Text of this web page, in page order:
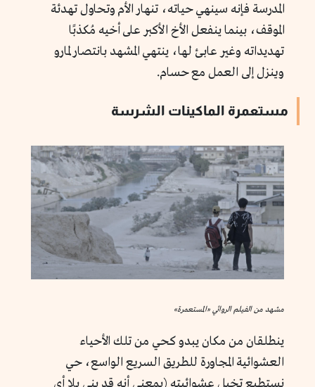
المدرسة فإنه سينهي حياته، تنهار الأم وتحاول تهدئة
الموقف، بينما ينفعل الأخ الأكبر على أخيه مُكذبًا
تهديداته وغير عابئ لها، ينتهي المشهد بانتصار لمارو
وينزل إلى العمل مع حسام.
مستعمرة الماكينات الشرسة
مشهد من الفيلم الروائي «المستعمرة»
ينطلقان من مكان يبدو كحي من تلك الأحياء
العشوائية المجاورة للطريق السريع الواسع، حي
نستطيع تخيل عشوائيته (بمعنى أنه قد بني بلا أي